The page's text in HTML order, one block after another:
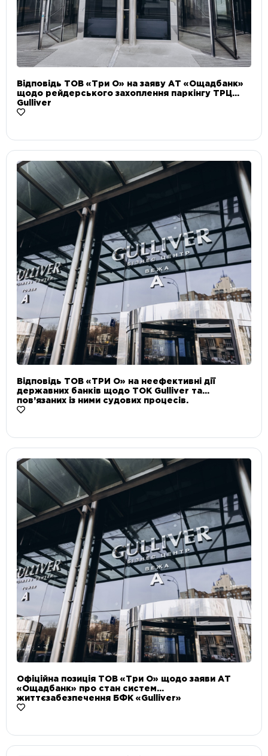
Відповідь ТОВ «Три О» на заяву АТ «Ощадбанк»
щодо рейдерського захоплення паркінгу ТРЦ
Gulliver
Відповідь ТОВ «ТРИ О» на неефективні дії
державних банків щодо ТОК Gulliver та
пов’язаних із ними судових процесів.
Офіційна позиція ТОВ «Три О» щодо заяви АТ
«Ощадбанк» про стан систем
життєзабезпечення БФК «Gulliver»